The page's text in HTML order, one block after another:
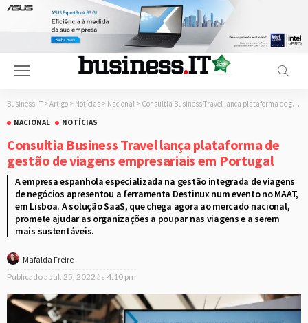
Business-IT > Artigo > Notícias > Nacional > Consultia Business Travel lança plataforma de gestão de viagens empresariais em Portugal
NACIONAL
NOTÍCIAS
Consultia Business Travel lança plataforma de
gestão de viagens empresariais em Portugal
A empresa espanhola especializada na gestão integrada de viagens
de negócios apresentou a ferramenta Destinux num evento no MAAT,
em Lisboa. A solução SaaS, que chega agora ao mercado nacional,
promete ajudar as organizações a poupar nas viagens e a serem
mais sustentáveis.
Mafalda Freire
Publicado a Jul. 25, 2022 às 4:10 pm